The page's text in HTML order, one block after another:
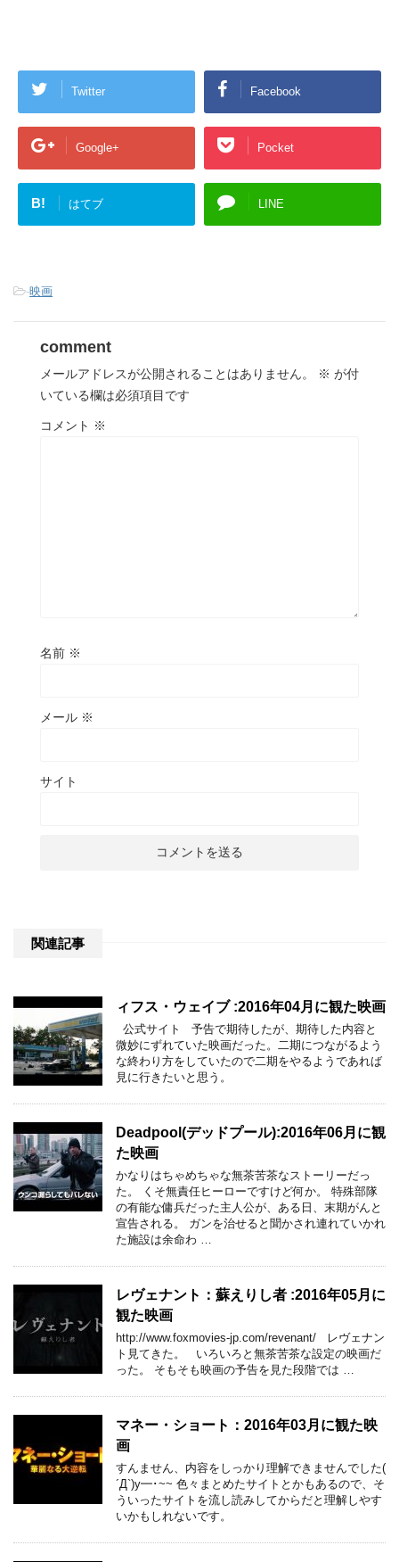
Twitter Facebook
Google+ Pocket
B! はてブ LINE
-映画
comment
メールアドレスが公開されることはありません。 ※ が付
いている欄は必須項目です
コメント ※
名前 ※
メール ※
サイト
関連記事
ィフス・ウェイブ :2016年04月に観た映画
公式サイト 予告で期待したが、期待した内容と
微妙にずれていた映画だった。二期につながるよう
な終わり方をしていたので二期をやるようであれば
見に行きたいと思う。
Deadpool(デッドプール):2016年06月に観
た映画
かなりはちゃめちゃな無茶苦茶なストーリーだっ
た。 くそ無責任ヒーローですけど何か。 特殊部隊
の有能な傭兵だった主人公が、ある日、末期がんと
宣告される。 ガンを治せると聞かされ連れていかれ
た施設は余命わ …
レヴェナント：蘇えりし者 :2016年05月に
観た映画
http://www.foxmovies-jp.com/revenant/ レヴェナン
ト見てきた。 いろいろと無茶苦茶な設定の映画だ
った。 そもそも映画の予告を見た段階では …
マネー・ショート：2016年03月に観た映
画
すんません、内容をしっかり理解できませんでした(
´Д`)y━･~~ 色々まとめたサイトとかもあるので、そ
ういったサイトを流し読みしてからだと理解しやす
いかもしれないです。